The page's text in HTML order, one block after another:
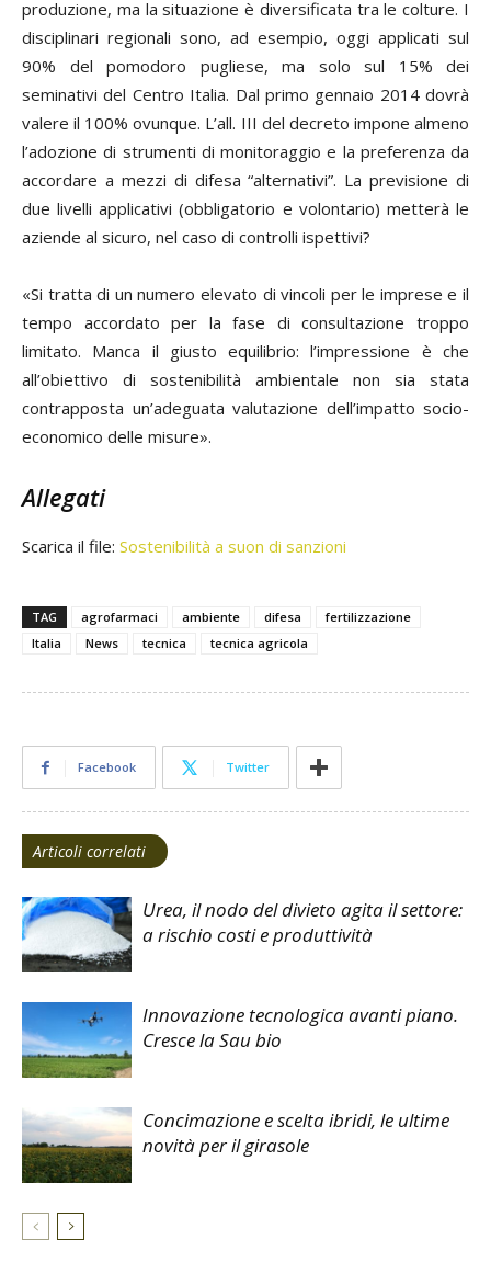
produzione, ma la situazione è diversificata tra le colture. I
disciplinari regionali sono, ad esempio, oggi applicati sul
90% del pomodoro pugliese, ma solo sul 15% dei
seminativi del Centro Italia. Dal primo gennaio 2014 dovrà
valere il 100% ovunque. L’all. III del decreto impone almeno
l’adozione di strumenti di monitoraggio e la preferenza da
accordare a mezzi di difesa “alternativi”. La previsione di
due livelli applicativi (obbligatorio e volontario) metterà le
aziende al sicuro, nel caso di controlli ispettivi?
«Si tratta di un numero elevato di vincoli per le imprese e il
tempo accordato per la fase di consultazione troppo
limitato. Manca il giusto equilibrio: l’impressione è che
all’obiettivo di sostenibilità ambientale non sia stata
contrapposta un’adeguata valutazione dell’impatto socio-
economico delle misure».
Allegati
Scarica il file: Sostenibilità a suon di sanzioni
TAG agrofarmaci ambiente difesa
fertilizzazione
Italia
News tecnica tecnica agricola
Facebook Twitter
Articoli correlati
Urea, il nodo del divieto agita il settore:
a rischio costi e produttività
Innovazione tecnologica avanti piano.
Cresce la Sau bio
Concimazione e scelta ibridi, le ultime
novità per il girasole